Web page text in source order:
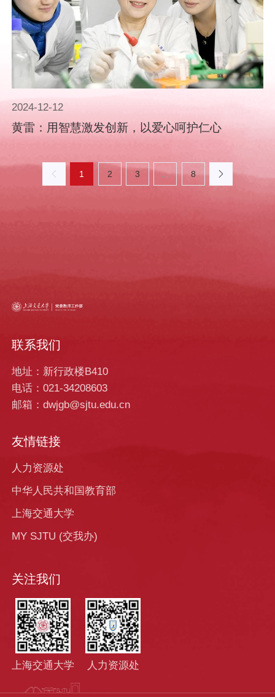
2024-12-12
黄雷：用智慧激发创新，以爱心呵护仁心
1 2 3 … 8
联系我们
地址：新行政楼B410
电话：021-34208603
邮箱：dwjgb@sjtu.edu.cn
友情链接
人力资源处
中华人民共和国教育部
上海交通大学
MY SJTU (交我办)
关注我们
上海交通大学 人力资源处